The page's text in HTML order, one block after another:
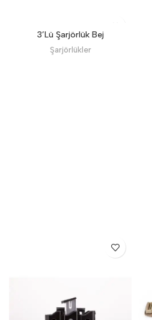
3’Lü Şarjörlük Bej
Şarjörlükler